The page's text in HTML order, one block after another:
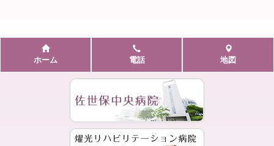
ホーム 電話 地図